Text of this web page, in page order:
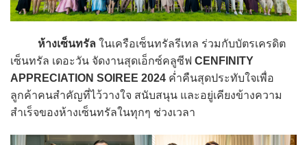
ห้างเซ็นทรัล ในเครือเซ็นทรัลรีเทล ร่วมกับบัตรเครดิต
เซ็นทรัล เดอะวัน จัดงานสุดเอ็กซ์คลูซีฟ CENFINITY
APPRECIATION SOIREE 2024 ค่ำคืนสุดประทับใจเพื่อ
ลูกค้าคนสำคัญที่ไว้วางใจ สนับสนุน และอยู่เคียงข้างความ
สำเร็จของห้างเซ็นทรัลในทุกๆ ช่วงเวลา